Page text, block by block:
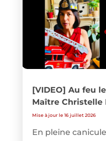
[VIDEO] Au feu
Maître Christelle
Mise à jour le 16 juillet 2026
En pleine